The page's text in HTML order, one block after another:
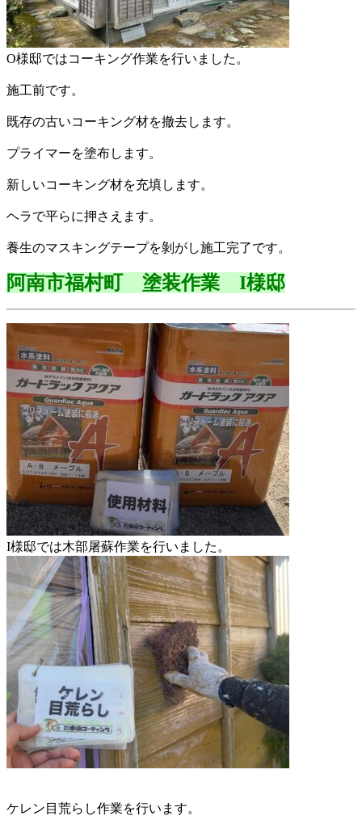
O様邸ではコーキング作業を行いました。
施工前です。
既存の古いコーキング材を撤去します。
プライマーを塗布します。
新しいコーキング材を充填します。
ヘラで平らに押さえます。
養生のマスキングテープを剝がし施工完了です。
阿南市福村町 塗装作業 I様邸
I様邸では木部屠蘇作業を行いました。
ケレン目荒らし作業を行います。